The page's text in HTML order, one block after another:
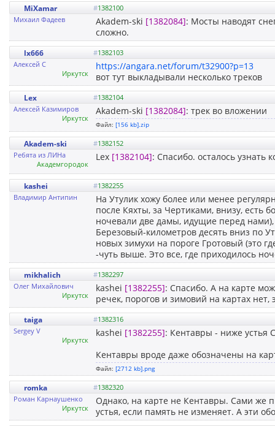
MiXamar #1382100
Михаил Фадеев
Akadem-ski [1382084]: Мосты наводят
сложно.
lx666 #1382103
Алексей С
Иркутск
https://angara.net/forum/t32900?p=13
вот тут выкладывали несколько треков
Lex #1382104
Алексей Казимиров
Иркутск
Akadem-ski [1382084]: трек во вложении
Файл: [156 kb].zip
Akadem-ski #1382152
Ребята из ЛИНа
Академгородок
Lex [1382104]: Спасибо. осталось узнать
kashei #1382255
Владимир Антипин
На Утулик хожу более или менее
после Кяхты, за Чертиками, внизу, есть
ночевали две дамы, идущие перед
Березовый-километров десять вниз по
новых зимухи на пороге Гротовый (это
-чуть выше. Это все, где приходилось
mikhalich #1382297
Олег Михайлович
Иркутск
kashei [1382255]: Спасибо. А на карте
речек, порогов и зимовий на картах нет,
taiga #1382316
Sergey V
Иркутск
kashei [1382255]: Кентавры - ниже устья
Кентавры вроде даже обозначены на
Файл: [2712 kb].png
romka #1382320
Роман Карнаушенко
Иркутск
Однако, на карте не Кентавры. Сами же
устья, если память не изменяет. А эти